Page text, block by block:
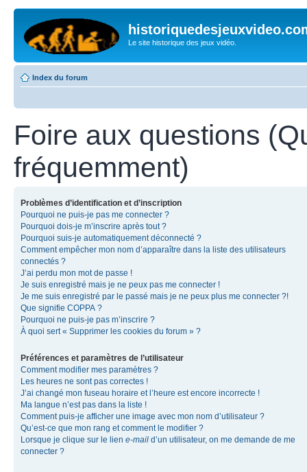
Le site historique des jeux vidéo.
Index du forum
Foire aux questions
fréquemment)
Problèmes d’identification et d’inscription
Pourquoi ne puis-je pas me connecter ?
Pourquoi dois-je m’inscrire après tout ?
Pourquoi suis-je automatiquement déconnecté ?
Comment empêcher mon nom d’apparaître dans la liste des utilisateurs
connectés ?
J’ai perdu mon mot de passe !
Je suis enregistré mais je ne peux pas me connecter !
Je me suis enregistré par le passé mais je ne peux plus me connecter ?!
Que signifie COPPA ?
Pourquoi ne puis-je pas m’inscrire ?
À quoi sert « Supprimer les cookies du forum » ?
Préférences et paramètres de l’utilisateur
Comment modifier mes paramètres ?
Les heures ne sont pas correctes !
J’ai changé mon fuseau horaire et l’heure est encore incorrecte !
Ma langue n’est pas dans la liste !
Comment puis-je afficher une image avec mon nom d’utilisateur ?
Qu’est-ce que mon rang et comment le modifier ?
Lorsque je clique sur le lien e-mail d’un utilisateur, on me demande de me
connecter ?